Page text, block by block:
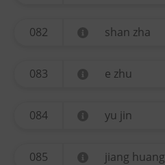
082 shan zha
083 e zhu
084 yu jin
085 jiang huang